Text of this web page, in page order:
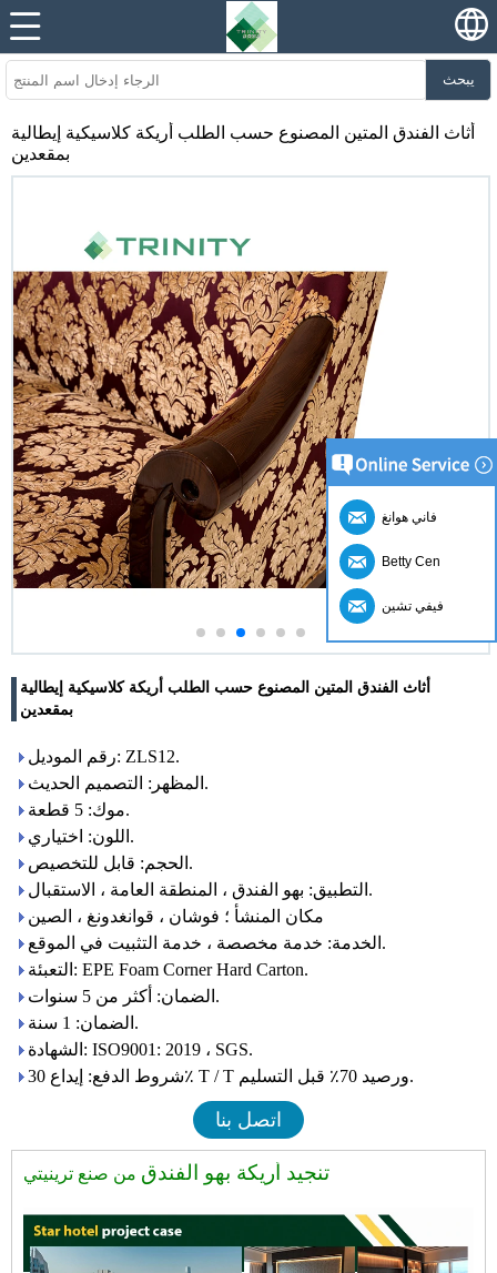
يبحث
أثاث الفندق المتين المصنوع حسب الطلب أريكة كلاسيكية إيطالية
بمقعدين
أثاث الفندق المتين المصنوع حسب الطلب أريكة كلاسيكية إيطالية
بمقعدين
رقم الموديل: ZLS12.
المظهر: التصميم الحديث.
موك: 5 قطعة.
اللون: اختياري.
الحجم: قابل للتخصيص.
التطبيق: بهو الفندق ، المنطقة العامة ، الاستقبال.
مكان المنشأ ؛ فوشان ، قوانغدونغ ، الصين
الخدمة: خدمة مخصصة ، خدمة التثبيت في الموقع.
التعبئة: EPE Foam Corner Hard Carton.
الضمان: أكثر من 5 سنوات.
الضمان: 1 سنة.
الشهادة: ISO9001: 2019 ، SGS.
شروط الدفع: إيداع 30٪ T / T ورصيد 70٪ قبل التسليم.
اتصل بنا
تنجيد أريكة بهو الفندق من صنع ترينيتي
فاني هوانغ
Betty Cen
فيفي تشين